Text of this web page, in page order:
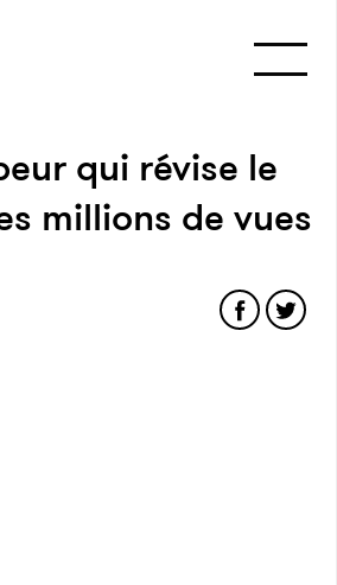
qui révise le
millions de vues